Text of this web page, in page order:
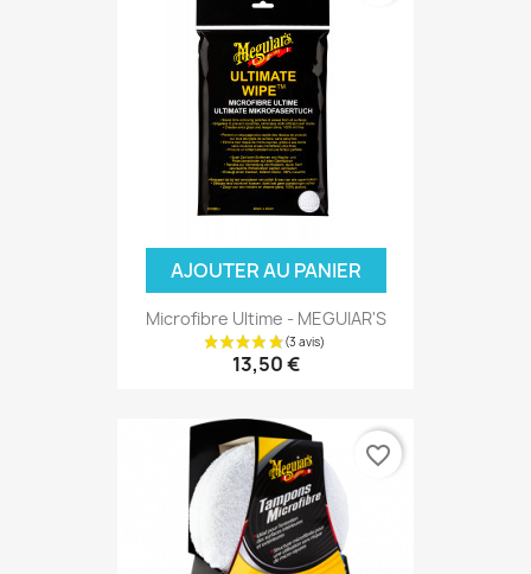
AJOUTER AU PANIER
Microfibre Ultime - MEGUIAR'S
13,50 €
favorite_border